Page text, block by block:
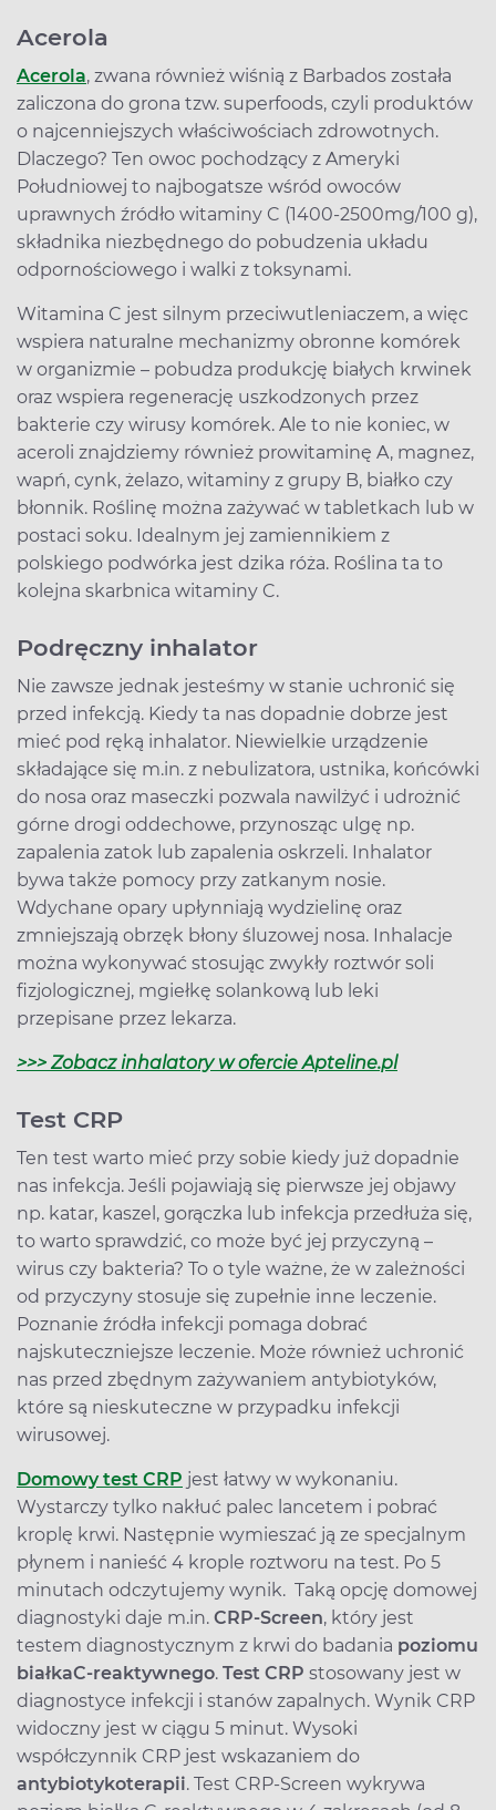
Acerola
Acerola, zwana również wiśnią z Barbados została
zaliczona do grona tzw. superfoods, czyli produktów
o najcenniejszych właściwościach zdrowotnych.
Dlaczego? Ten owoc pochodzący z Ameryki
Południowej to najbogatsze wśród owoców
uprawnych źródło witaminy C (1400-2500mg/100 g),
składnika niezbędnego do pobudzenia układu
odpornościowego i walki z toksynami.
Witamina C jest silnym przeciwutleniaczem, a więc
wspiera naturalne mechanizmy obronne komórek
w organizmie – pobudza produkcję białych krwinek
oraz wspiera regenerację uszkodzonych przez
bakterie czy wirusy komórek. Ale to nie koniec, w
aceroli znajdziemy również prowitaminę A, magnez,
wapń, cynk, żelazo, witaminy z grupy B, białko czy
błonnik. Roślinę można zażywać w tabletkach lub w
postaci soku. Idealnym jej zamiennikiem z
polskiego podwórka jest dzika róża. Roślina ta to
kolejna skarbnica witaminy C.
Podręczny inhalator
Nie zawsze jednak jesteśmy w stanie uchronić się
przed infekcją. Kiedy ta nas dopadnie dobrze jest
mieć pod ręką inhalator. Niewielkie urządzenie
składające się m.in. z nebulizatora, ustnika, końcówki
do nosa oraz maseczki pozwala nawilżyć i udrożnić
górne drogi oddechowe, przynosząc ulgę np.
zapalenia zatok lub zapalenia oskrzeli. Inhalator
bywa także pomocy przy zatkanym nosie.
Wdychane opary upłynniają wydzielinę oraz
zmniejszają obrzęk błony śluzowej nosa. Inhalacje
można wykonywać stosując zwykły roztwór soli
fizjologicznej, mgiełkę solankową lub leki
przepisane przez lekarza.
>>> Zobacz inhalatory w ofercie Apteline.pl
Test CRP
Ten test warto mieć przy sobie kiedy już dopadnie
nas infekcja. Jeśli pojawiają się pierwsze jej objawy
np. katar, kaszel, gorączka lub infekcja przedłuża się,
to warto sprawdzić, co może być jej przyczyną –
wirus czy bakteria? To o tyle ważne, że w zależności
od przyczyny stosuje się zupełnie inne leczenie.
Poznanie źródła infekcji pomaga dobrać
najskuteczniejsze leczenie. Może również uchronić
nas przed zbędnym zażywaniem antybiotyków,
które są nieskuteczne w przypadku infekcji
wirusowej.
Domowy test CRP jest łatwy w wykonaniu.
Wystarczy tylko nakłuć palec lancetem i pobrać
kroplę krwi. Następnie wymieszać ją ze specjalnym
płynem i nanieść 4 krople roztworu na test. Po 5
minutach odczytujemy wynik. Taką opcję domowej
diagnostyki daje m.in. CRP-Screen, który jest
testem diagnostycznym z krwi do badania poziomu
białkaC-reaktywnego. Test CRP stosowany jest w
diagnostyce infekcji i stanów zapalnych. Wynik CRP
widoczny jest w ciągu 5 minut. Wysoki
współczynnik CRP jest wskazaniem do
antybiotykoterapii. Test CRP-Screen wykrywa